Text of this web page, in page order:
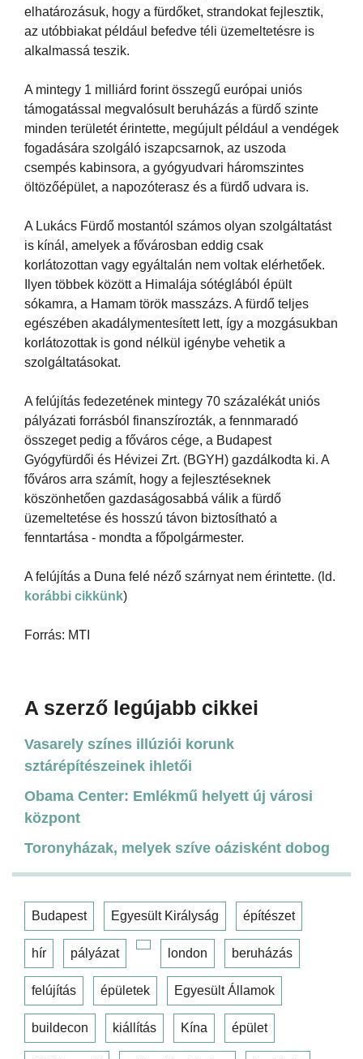
elhatározásuk, hogy a fürdőket, strandokat fejlesztik,
az utóbbiakat például befedve téli üzemeltetésre is
alkalmassá teszik.
A mintegy 1 milliárd forint összegű európai uniós
támogatással megvalósult beruházás a fürdő szinte
minden területét érintette, megújult például a vendégek
fogadására szolgáló iszapcsarnok, az uszoda
csempés kabinsora, a gyógyudvari háromszintes
öltözőépület, a napozóterasz és a fürdő udvara is.
A Lukács Fürdő mostantól számos olyan szolgáltatást
is kínál, amelyek a fővárosban eddig csak
korlátozottan vagy egyáltalán nem voltak elérhetőek.
Ilyen többek között a Himalája sótéglából épült
sókamra, a Hamam török masszázs. A fürdő teljes
egészében akadálymentesített lett, így a mozgásukban
korlátozottak is gond nélkül igénybe vehetik a
szolgáltatásokat.
A felújítás fedezetének mintegy 70 százalékát uniós
pályázati forrásból finanszírozták, a fennmaradó
összeget pedig a főváros cége, a Budapest
Gyógyfürdői és Hévizei Zrt. (BGYH) gazdálkodta ki. A
főváros arra számít, hogy a fejlesztéseknek
köszönhetően gazdaságosabbá válik a fürdő
üzemeltetése és hosszú távon biztosítható a
fenntartása - mondta a főpolgármester.
A felújítás a Duna felé néző szárnyat nem érintette. (ld.
korábbi cikkünk)
Forrás: MTI
A szerző legújabb cikkei
Vasarely színes illúziói korunk
sztárépítészeinek ihletői
Obama Center: Emlékmű helyett új városi
központ
Toronyházak, melyek szíve oázisként dobog
Budapest Egyesült Királyság építészet
hír pályázat london beruházás
felújítás épületek Egyesült Államok
buildecon kiállítás Kína épület